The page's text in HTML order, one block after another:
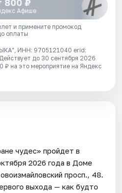
800 ₽
Афише
и примените промокод
оплаты
ИНН: 9705121040 erid:
Действует до 30 сентября 2026
₽ на это мероприятие на Яндекс
чудес» пройдет в
2026 года в Доме
просп., 48.
выхода — как будто